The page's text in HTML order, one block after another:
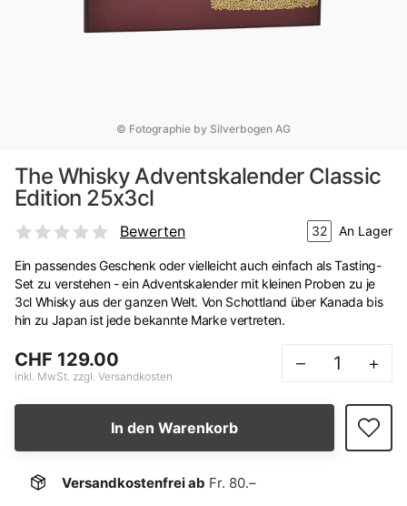
© Fotographie by Silverbogen AG
The Whisky Adventskalender Classic
Edition 25x3cl
Bewerten 32 An Lager
Ein passendes Geschenk oder vielleicht auch einfach als Tasting-
Set zu verstehen - ein Adventskalender mit kleinen Proben zu je
3cl Whisky aus der ganzen Welt. Von Schottland über Kanada bis
hin zu Japan ist jede bekannte Marke vertreten.
CHF 129.00
inkl. MwSt. zzgl. Versandkosten
– +
In den Warenkorb
Versandkostenfrei ab Fr. 80.–